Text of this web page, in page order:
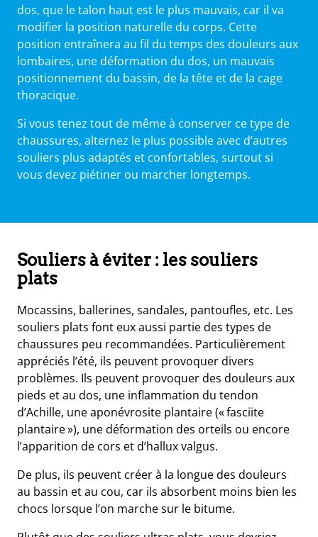
dos, que le talon haut est le plus mauvais, car il va
modifier la position naturelle du corps. Cette
position entraînera au fil du temps des douleurs aux
lombaires, une déformation du dos, un mauvais
positionnement du bassin, de la tête et de la cage
thoracique.
Si vous tenez tout de même à conserver ce type de
chaussures, alternez le plus possible avec d’autres
souliers plus adaptés et confortables, surtout si
vous devez piétiner ou marcher longtemps.
Souliers à éviter : les souliers
plats
Mocassins, ballerines, sandales, pantoufles, etc. Les
souliers plats font eux aussi partie des types de
chaussures peu recommandées. Particulièrement
appréciés l’été, ils peuvent provoquer divers
problèmes. Ils peuvent provoquer des douleurs aux
pieds et au dos, une inflammation du tendon
d’Achille, une aponévrosite plantaire (« fasciite
plantaire »), une déformation des orteils ou encore
l’apparition de cors et d’hallux valgus.
De plus, ils peuvent créer à la longue des douleurs
au bassin et au cou, car ils absorbent moins bien les
chocs lorsque l’on marche sur le bitume.